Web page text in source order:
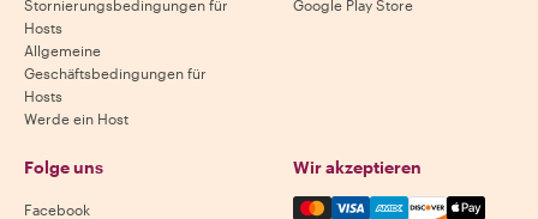
Stornierungsbedingungen für
Hosts
Allgemeine
Geschäftsbedingungen für
Hosts
Werde ein Host
Google Play Store
Folge uns
Facebook
Wir akzeptieren
Mastercard, Visa, Amex,